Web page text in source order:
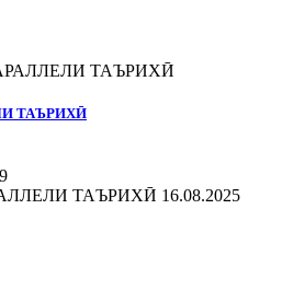
ТАЪРИХӢ
ТАЪРИХӢ 16.08.2025